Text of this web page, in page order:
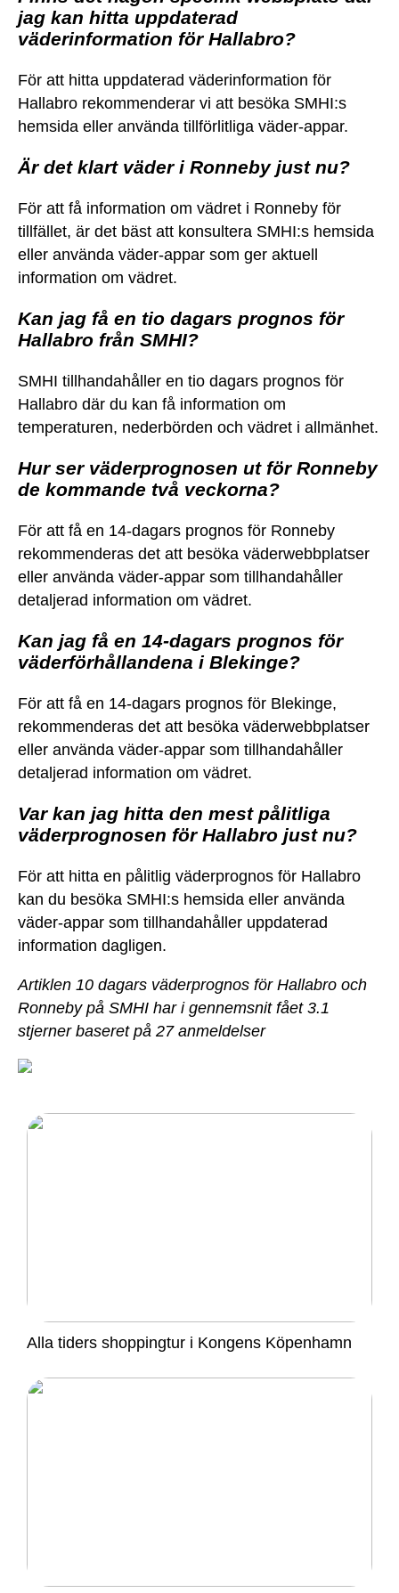
jag kan hitta uppdaterad
väderinformation för Hallabro?
För att hitta uppdaterad väderinformation för
Hallabro rekommenderar vi att besöka SMHI:s
hemsida eller använda tillförlitliga väder-appar.
Är det klart väder i Ronneby just nu?
För att få information om vädret i Ronneby för
tillfället, är det bäst att konsultera SMHI:s hemsida
eller använda väder-appar som ger aktuell
information om vädret.
Kan jag få en tio dagars prognos för
Hallabro från SMHI?
SMHI tillhandahåller en tio dagars prognos för
Hallabro där du kan få information om
temperaturen, nederbörden och vädret i allmänhet.
Hur ser väderprognosen ut för Ronneby
de kommande två veckorna?
För att få en 14-dagars prognos för Ronneby
rekommenderas det att besöka väderwebbplatser
eller använda väder-appar som tillhandahåller
detaljerad information om vädret.
Kan jag få en 14-dagars prognos för
väderförhållandena i Blekinge?
För att få en 14-dagars prognos för Blekinge,
rekommenderas det att besöka väderwebbplatser
eller använda väder-appar som tillhandahåller
detaljerad information om vädret.
Var kan jag hitta den mest pålitliga
väderprognosen för Hallabro just nu?
För att hitta en pålitlig väderprognos för Hallabro
kan du besöka SMHI:s hemsida eller använda
väder-appar som tillhandahåller uppdaterad
information dagligen.
Artiklen 10 dagars väderprognos för Hallabro och
Ronneby på SMHI har i gennemsnit fået 3.1
stjerner baseret på 27anmeldelser
Alla tiders shoppingtur i Kongens Köpenhamn